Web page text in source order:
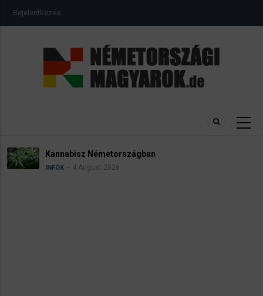
USER
ACCOUNT
Bejelentkezés
Névadási szabályok Németországban
INFÓK